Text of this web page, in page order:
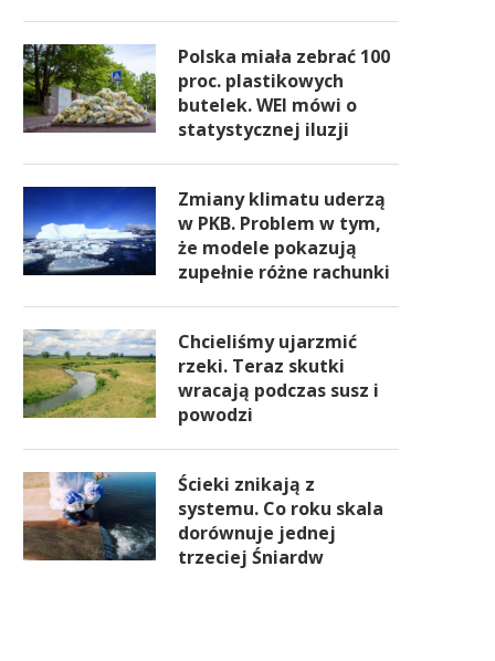
Polska miała zebrać 100
proc. plastikowych
butelek. WEI mówi o
statystycznej iluzji
Zmiany klimatu uderzą
w PKB. Problem w tym,
że modele pokazują
zupełnie różne rachunki
Chcieliśmy ujarzmić
rzeki. Teraz skutki
wracają podczas susz i
powodzi
Ścieki znikają z
systemu. Co roku skala
dorównuje jednej
trzeciej Śniardw